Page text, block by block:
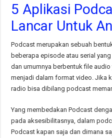
5 Aplikasi
Lancar Untuk
Podcast merupakan sebuah
beberapa episode atau serial
dan umumnya berbentuk file
menjadi dalam format video. Jika
radio bisa dibilang podcast
Yang membedakan Podcast
pada aksesibilitasnya, dalam
Podcast kapan saja dan dimana